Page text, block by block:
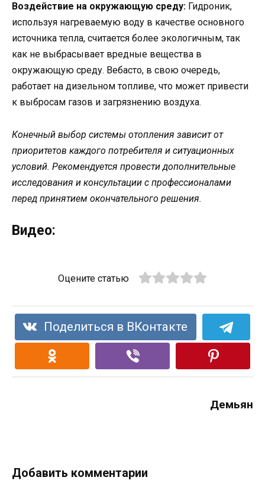
Воздействие на окружающую среду: Гидроник,
используя нагреваемую воду в качестве основного
источника тепла, считается более экологичным, так
как не выбрасывает вредные вещества в
окружающую среду. Вебасто, в свою очередь,
работает на дизельном топливе, что может привести
к выбросам газов и загрязнению воздуха.
Конечный выбор системы отопления зависит от
приоритетов каждого потребителя и ситуационных
условий. Рекомендуется провести дополнительные
исследования и консультации с профессионалами
перед принятием окончательного решения.
Видео:
Оцените статью
Поделиться в ВКонтакте
Демьян
Добавить комментарии